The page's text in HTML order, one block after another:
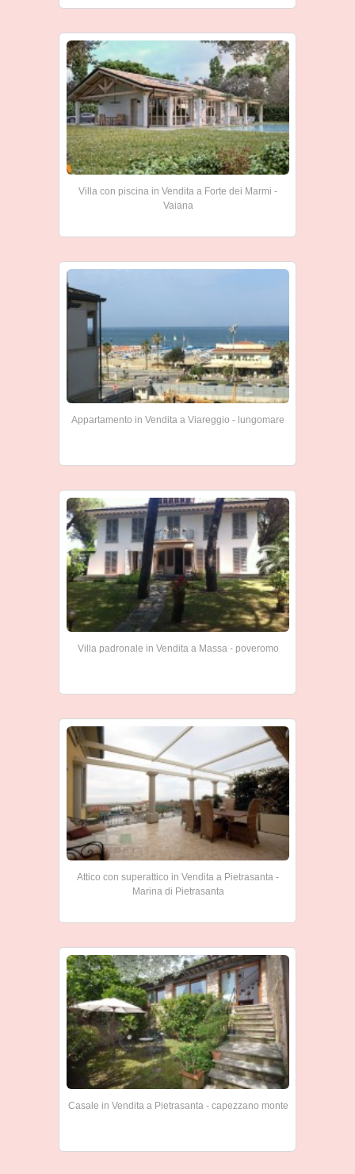
Villa con piscina in Vendita a Forte dei Marmi -
Vaiana
Appartamento in Vendita a Viareggio - lungomare
Villa padronale in Vendita a Massa - poveromo
Attico con superattico in Vendita a Pietrasanta -
Marina di Pietrasanta
Casale in Vendita a Pietrasanta - capezzano monte